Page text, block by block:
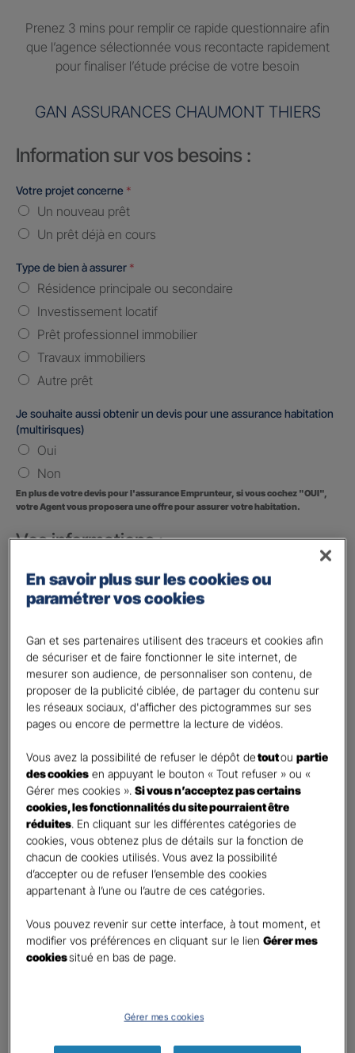
Prenez 3 mins pour remplir ce rapide questionnaire afin
que l’agence sélectionnée vous recontacte rapidement
pour finaliser l’étude précise de votre besoin
GAN ASSURANCES CHAUMONT THIERS
Information sur vos besoins :
Votre projet concerne *
Un nouveau prêt
Un prêt déjà en cours
Type de bien à assurer *
Résidence principale ou secondaire
Investissement locatif
Prêt professionnel immobilier
Travaux immobiliers
Autre prêt
Je souhaite aussi obtenir un devis pour une assurance habitation
(multirisques)
Oui
Non
En plus de votre devis pour l'assurance Emprunteur, si vous cochez "OUI",
votre Agent vous proposera une offre pour assurer votre habitation.
Vos informations :
Etes-vous déjà client Gan assurances ?*
Oui
Civilité*
Madame
Monsieur
Contact *
First Last
Téléphone*
United
States
+1
E-mail
En cochant cette case et en soumettant ce formulaire,
j'accepte que mes données personnelles soient utilisées
En savoir plus sur les cookies ou
paramétrer vos cookies
Gan et ses partenaires utilisent des traceurs et cookies afin
de sécuriser et de faire fonctionner le site internet, de
mesurer son audience, de personnaliser son contenu, de
proposer de la publicité ciblée, de partager du contenu sur
les réseaux sociaux, d'afficher des pictogrammes sur ses
pages ou encore de permettre la lecture de vidéos.
Vous avez la possibilité de refuser le dépôt detoutoupartie
des cookies en appuyant le bouton « Tout refuser » ou «
Gérer mes cookies ».Si vous n’acceptez pas certains
cookies, les fonctionnalités du site pourraient être
réduites. En cliquant sur les différentes catégories de
cookies, vous obtenez plus de détails sur la fonction de
chacun de cookies utilisés. Vous avez la possibilité
d’accepter ou de refuser l’ensemble des cookies
appartenant à l’une ou l’autre de ces catégories.
Vous pouvez revenir sur cette interface, à tout moment, et
modifier vos préférences en cliquant sur le lienGérer mes
cookiessitué en bas de page.
Gérer mes cookies